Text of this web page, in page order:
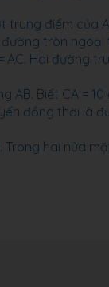
trung điểm của
tròn ngoại
Hai đường
Biết CA =
đồng thời là
Trong hai nửa